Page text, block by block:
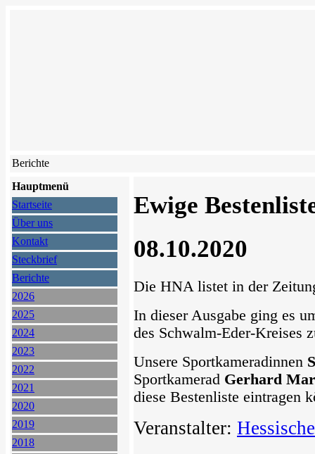
Berichte
Hauptmenü
Startseite
Über uns
Kontakt
Steckbrief
Berichte
2026
2025
2024
2023
2022
2021
2020
2019
2018
Ewige
08.10.2020
Die HNA listet in der
In dieser Ausgabe ging es
des Schwalm-Eder-Kreises
Unsere Sportkameradinnen
Sportkamerad Gerhard
diese Bestenliste eintragen
Veranstalter: